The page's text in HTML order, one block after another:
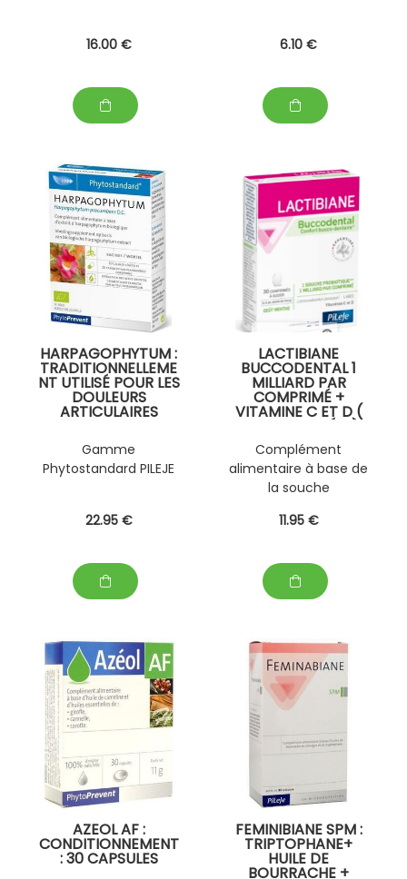
16.00 € 6.10 €
HARPAGOPHYTUM :
TRADITIONNELLEME
NT UTILISÉ POUR LES
DOULEURS
ARTICULAIRES
.PRÉSENTATION : 20
OU 60 GÉLULES
Gamme
Phytostandard PILEJE
22.95 €
LACTIBIANE
BUCCODENTAL 1
MILLIARD PAR
COMPRIMÉ +
VITAMINE C ET D (
30 COMPRIMÉS À
SUCER )
Complément
alimentaire à base de
la souche
Lactobacillus
à 1 milliard UFC par
comprimé et de
vitamines C et D
11.95 €
AZEOL AF :
CONDITIONNEMENT
: 30 CAPSULES
FEMINIBIANE SPM :
TRIPTOPHANE+
HUILE DE
BOURRACHE +